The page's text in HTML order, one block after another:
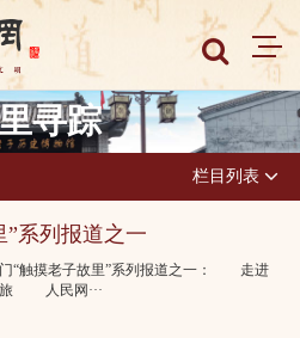
寻踪
栏目列表
”系列报道之一
门“触摸老子故里”系列报道之一： 走进
旅 人民网···